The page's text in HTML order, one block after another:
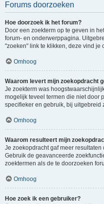
Forums doorzoeken
Hoe doorzoek ik het forum?
Door een zoekterm op te geven in
forum- en onderwerppagina.
"zoeken" link te klikken, deze vind je
Omhoog
Waarom levert mijn zoekopdracht
Je zoekterm was
mogelijk teveel termen die niet door
specifieker en gebruik, bij uitgebreid
Omhoog
Waarom resulteert mijn
Je zoekopdracht gaf meer
Gebruik de geavanceerde
zoektermen als de te doorzoeken
Omhoog
Hoe zoek ik een gebruiker?